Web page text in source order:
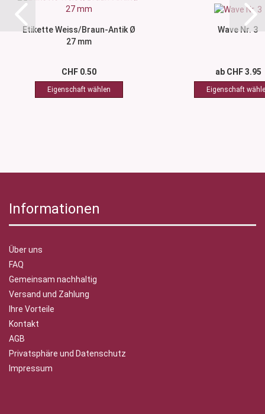
Etikette Weiss/Braun-Antik Ø
27 mm
CHF 0.50
Wave Nr. 3
ab CHF 3.95
Informationen
Über uns
FAQ
Gemeinsam nachhaltig
Versand und Zahlung
Ihre Vorteile
Kontakt
AGB
Privatsphäre und Datenschutz
Impressum